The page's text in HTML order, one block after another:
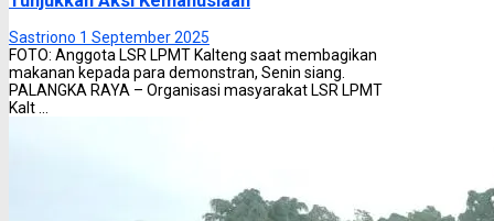
Sastriono 1 September 2025
FOTO: Anggota LSR LPMT Kalteng saat membagikan
makanan kepada para demonstran, Senin siang.
PALANGKA RAYA – Organisasi masyarakat LSR LPMT
Kalt ...